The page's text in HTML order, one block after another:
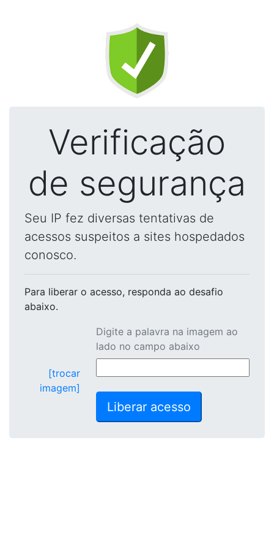
Verificação
de segurança
Seu IP fez diversas tentativas de
acessos suspeitos a sites hospedados
conosco.
Para liberar o acesso, responda ao desafio
abaixo.
[trocar
imagem]
Digite a palavra na imagem ao
lado no campo abaixo